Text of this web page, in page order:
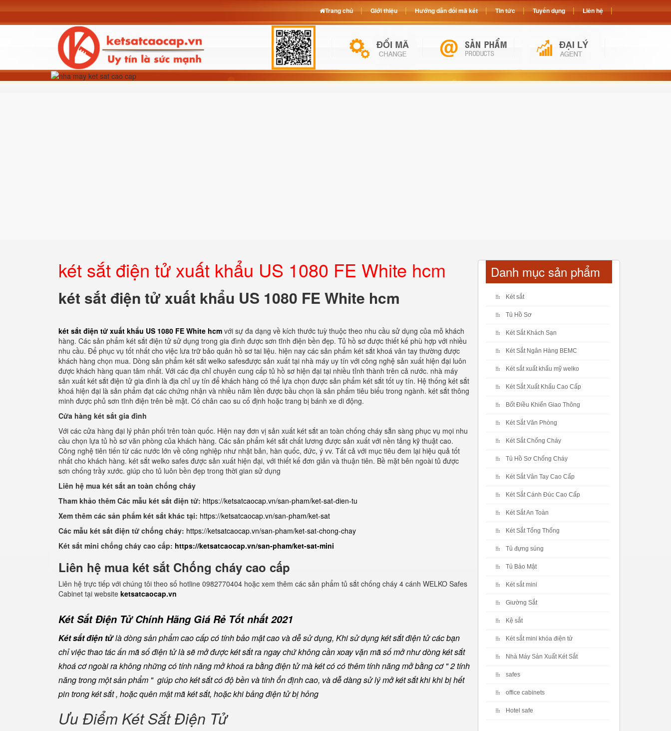
két sắt điện tử xuất khẩu US 1080 FE White hcm
két sắt điện tử xuất khẩu US 1080 FE White hcm
két sắt điện tử xuất khẩu US 1080 FE White hcm với sự đa dạng về kích thước tuỳ thuộc theo nhu cầu sử dụng của mỗ khách
hàng. Các sản phẩm két sắt điện tử sử dụng trong gia đình được sơn tĩnh điện bền đẹp. Tủ hồ sơ được thiết kế phù hợp với nhiều
nhu cầu. Để phục vụ tốt nhất cho việc lưa trữ bảo quản hồ sơ tai liệu. hiện nay các sản phẩm két sắt khoá vân tay thường được
khách hàng chọn mua. Dòng sản phẩm két sắt welko safesđược sản xuất tại nhà máy uy tín với công nghệ sản xuất hiện đại luôn
được khách hàng quan tâm nhất. Với các địa chỉ chuyên cung cấp tủ hồ sơ hiện đại tại nhiều tỉnh thành trên cả nước. nhà máy
sản xuất két sắt điện tử gia đình là địa chỉ uy tín để khách hàng có thể lựa chọn được sản phẩm két sắt tốt uy tín. Hệ thống két sắt
khoá hiện đại là sản phẩm đạt các chứng nhận và nhiều năm liền được bầu chọn là sản phẩm tiêu biểu trong ngành. két sắt thông
minh được phủ sơn tĩnh điện trên bề mặt. Có chân cao su cố định hoặc trang bị bánh xe di động.
Cửa hàng két sắt gia đình
Với các cửa hàng đại lý phân phối trên toàn quốc. Hiện nay đơn vị sản xuất két sắt an toàn chống cháy sẵn sàng phục vụ mọi nhu
cầu chọn lựa tủ hồ sơ văn phòng của khách hàng. Các sản phẩm két sắt chất lương được sản xuất với nền tảng kỹ thuật cao.
Công nghệ tiên tiến từ các nước lớn về công nghiệp như nhật bản, hàn quốc, đức, ý vv. Tất cả với mục tiêu đem lại hiệu quả tốt
nhất cho khách hàng. két sắt welko safes được sản xuất hiện đại, với thiết kế đơn giản và thuận tiên. Bề mặt bên ngoài tủ được
sơn chống trầy xước. giúp cho tủ luôn bền đẹp trong thời gian sử dụng
Liên hệ mua két sắt an toàn chống cháy
Tham khảo thêm Các mẫu két sắt điện tử: https://ketsatcaocap.vn/san-pham/ket-sat-dien-tu
Xem thêm các sản phẩm két sắt khác tại: https://ketsatcaocap.vn/san-pham/ket-sat
Các mẫu két sắt điện tử chống cháy: https://ketsatcaocap.vn/san-pham/ket-sat-chong-chay
Két sắt mini chống cháy cao cấp: https://ketsatcaocap.vn/san-pham/ket-sat-mini
Liên hệ mua két sắt Chống cháy cao cấp
Liên hệ trực tiếp với chúng tôi theo số hotline 0982770404 hoặc xem thêm các sản phẩm tủ sắt chống cháy 4 cánh WELKO Safes
Cabinet tại website ketsatcaocap.vn
Két Sắt Điện Tử Chính Hãng Giá Rẻ Tốt nhất 2021
Két sắt điện tửlà dòng sản phẩm cao cấp có tính bảo mật cao và dễ sử dụng, Khi sử dụng két sắt điện tử các bạn
chỉ việc thao tác ấn mã số điện tử là sẽ mở được két sắt ra ngay chứ không cần xoay vặn mã số mở như dòng két sắt
khoá cơ ngoài ra không những có tính năng mở khoá ra bằng điện tử mà két có có thêm tính năng mở bằng cơ " 2 tính
năng trong một sản phẩm " giúp cho két sắt có độ bền và tính ổn định cao, và dễ dàng sử lý mở két sắt khi khi bị hết
pin trong két sắt , hoặc quên mật mã két sắt, hoặc khi bảng điện tử bị hỏng
Ưu Điểm Két Sắt Điện Tử
Danh mục sản phẩm
Két sắt
Tủ Hồ Sơ
Két Sắt Khách Sạn
Két Sắt Ngân Hàng BEMC
Két sắt xuất khẩu mỹ welko
Két Sắt Xuất Khẩu Cao Cấp
Bốt Điều Khiển Giao Thông
Két Sắt Văn Phòng
Két Sắt Chống Cháy
Tủ Hồ Sơ Chống Cháy
Két Sắt Vân Tay Cao Cấp
Két Sắt Cánh Đúc Cao Cấp
Két Sắt An Toàn
Két Sắt Tổng Thống
Tủ đựng súng
Tủ Bảo Mật
Két sắt mini
Giường Sắt
Kệ sắt
Két sắt mini khóa điện tử
Nhà Máy Sản Xuất Két Sắt
safes
office cabinets
Hotel safe
Trang chủ Giới thiệu Hướng dẫn đổi mã két Tin tức Tuyển dụng Liên hệ